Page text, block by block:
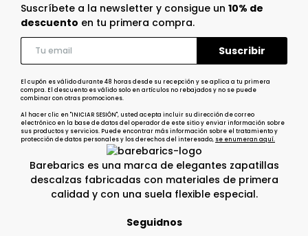
Barebarics es una marca de elegantes zapatillas
descalzas fabricadas con materiales de primera
calidad y con una suela flexible especial.
Seguidnos
Suscríbete a la newsletter y consigue un 10% de
descuento en tu primera compra.
El cupón es válido durante 48 horas desde su recepción y se aplica a tu primera
compra. El descuento es válido solo en artículos no rebajados y no se puede
combinar con otras promociones.
Al hacer clic en "INICIAR SESIÓN", usted acepta incluir su dirección de correo
electrónico en la base de datos del operador de este sitio y enviar información sobre
sus productos y servicios. Puede encontrar más información sobre el tratamiento y
protección de datos personales y los derechos del interesado, se enumeran aquí.